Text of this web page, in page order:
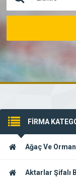
FİRMA
Ağaç Ve
Aktarlar Şifalı